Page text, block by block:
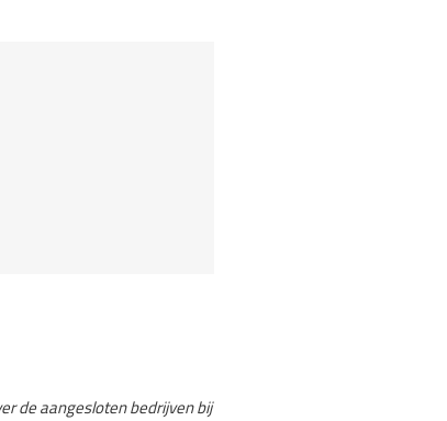
de aangesloten bedrijven bij